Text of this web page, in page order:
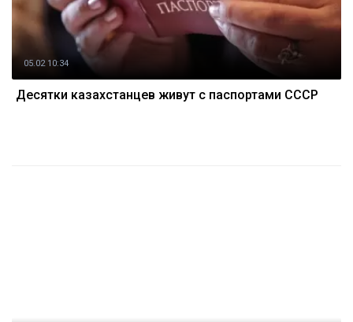
05.02 10:34
Десятки казахстанцев живут с паспортами СССР